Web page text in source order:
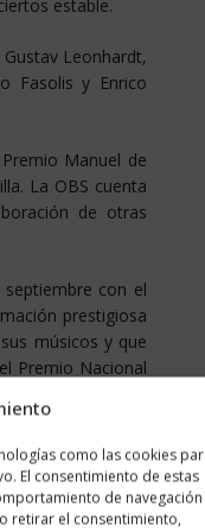
como las cookies
El consentimiento de estas
de navegación
retirar el consentimiento,
estable.
Leonhardt,
Fasolis y Enrico
Manuel de
La OBS cuenta
de otras
con el
prestigiosa
músicos y que
Premio Nacional
descubrirán
da camera
modelos